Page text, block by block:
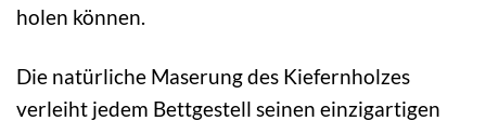
holen können.
Die natürliche Maserung des Kiefernholzes
verleiht jedem Bettgestell seinen einzigartigen